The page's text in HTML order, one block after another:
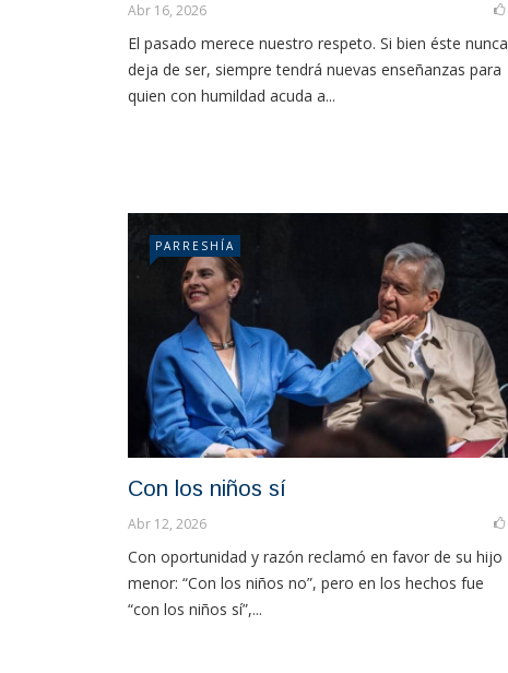
Abr 16, 2026
El pasado merece nuestro respeto. Si bien éste nunca
deja de ser, siempre tendrá nuevas enseñanzas para
quien con humildad acuda a...
PARRESHÍA
Con los niños sí
Abr 12, 2026
Con oportunidad y razón reclamó en favor de su hijo
menor: “Con los niños no”, pero en los hechos fue
“con los niños sí”,...